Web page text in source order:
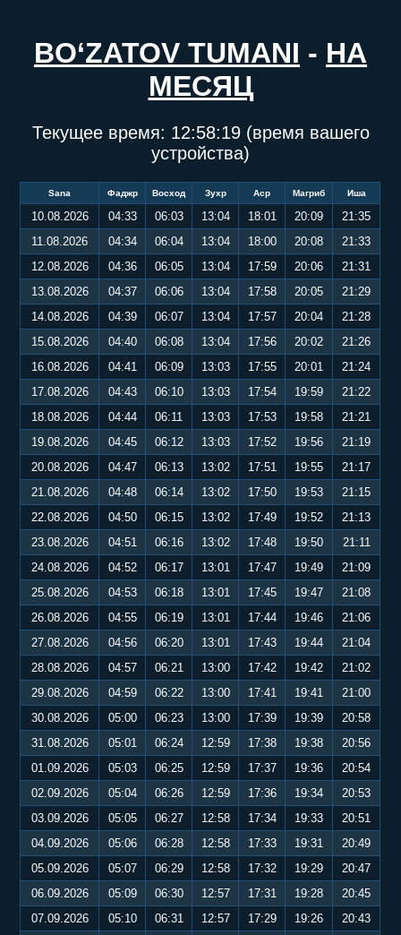
BO‘ZATOV TUMANI - НА
МЕСЯЦ
Текущее время: 12:58:19(время вашего
устройства)
Sana Фаджр Восход Зухр Аср Магриб Иша
10.08.2026 04:33 06:03 13:04 18:01 20:09
21:35
11.08.2026
04:34 06:04 13:04 18:00 20:08
21:33
12.08.2026
04:36 06:05 13:04 17:59 20:06
21:31
13.08.2026
04:37 06:06 13:04 17:58 20:05
21:29
14.08.2026
04:39 06:07 13:04 17:57 20:04
21:28
15.08.2026
04:40 06:08 13:04 17:56 20:02
21:26
16.08.2026
04:41 06:09 13:03 17:55 20:01
21:24
17.08.2026
04:43 06:10 13:03 17:54 19:59
21:22
18.08.2026
04:44 06:11 13:03 17:53 19:58
21:21
19.08.2026
04:45 06:12 13:03 17:52 19:56
21:19
20.08.2026
04:47 06:13 13:02 17:51 19:55
21:17
21.08.2026
04:48 06:14 13:02 17:50 19:53
21:15
22.08.2026
04:50 06:15 13:02 17:49 19:52
21:13
23.08.2026
04:51 06:16 13:02 17:48 19:50
21:11
24.08.2026
04:52 06:17 13:01 17:47 19:49
21:09
25.08.2026
04:53 06:18 13:01 17:45 19:47
21:08
26.08.2026
04:55 06:19 13:01 17:44 19:46
21:06
27.08.2026
04:56 06:20 13:01 17:43 19:44
21:04
28.08.2026
04:57 06:21 13:00 17:42 19:42
21:02
29.08.2026
04:59 06:22 13:00 17:41 19:41
21:00
30.08.2026
05:00 06:23 13:00 17:39 19:39
20:58
31.08.2026
05:01 06:24 12:59 17:38 19:38
20:56
01.09.2026
05:03 06:25 12:59 17:37 19:36
20:54
02.09.2026
05:04 06:26 12:59 17:36 19:34
20:53
03.09.2026
05:05 06:27 12:58 17:34 19:33
20:51
04.09.2026
05:06 06:28 12:58 17:33 19:31
20:49
05.09.2026
05:07 06:29 12:58 17:32 19:29
20:47
06.09.2026
05:09 06:30 12:57 17:31 19:28
20:45
07.09.2026
05:10 06:31 12:57 17:29 19:26
20:43